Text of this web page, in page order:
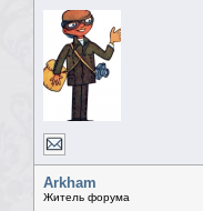
Arkham
Житель форума